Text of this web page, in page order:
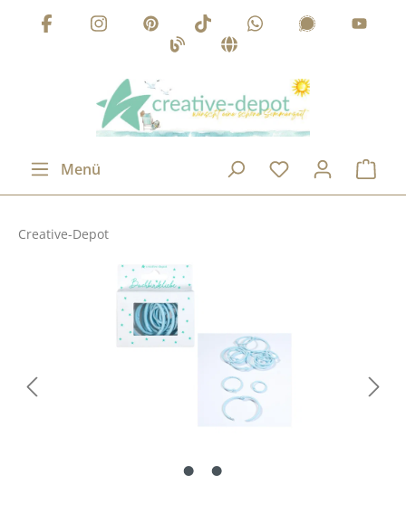
Zum Hauptinhalt springen
Menü
Creative-Depot